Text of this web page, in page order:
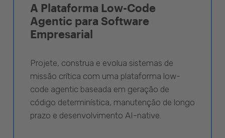
A Plataforma Low-Code
Agentic para Software
Empresarial
Projete, construa e evolua sistemas de
missão crítica com uma plataforma low-
code agentic baseada em geração de
código determinística, manutenção de longo
prazo e desenvolvimento AI-native.